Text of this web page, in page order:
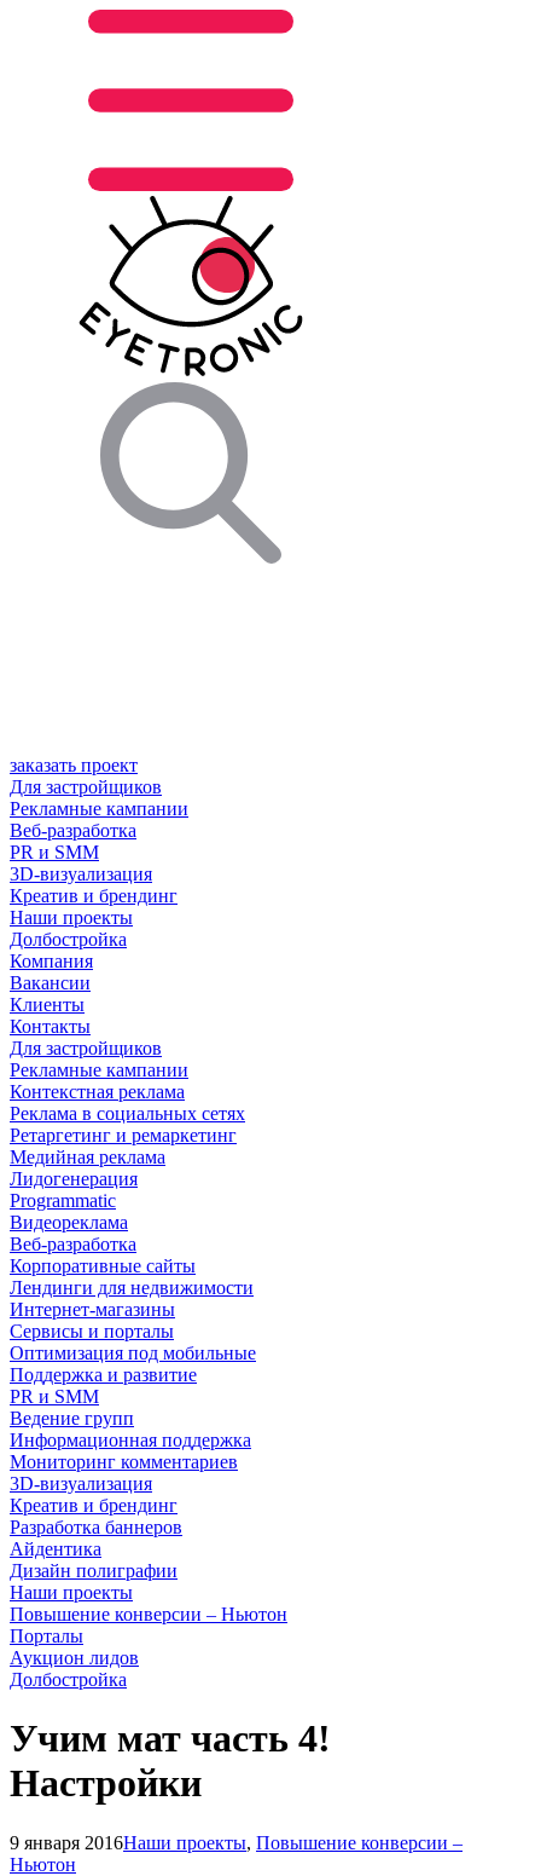
заказать проект
Для застройщиков
Рекламные кампании
Веб-разработка
PR и SMM
3D-визуализация
Креатив и брендинг
Наши проекты
Долбостройка
Компания
Вакансии
Клиенты
Контакты
Для застройщиков
Рекламные кампании
Контекстная реклама
Реклама в социальных сетях
Ретаргетинг и ремаркетинг
Медийная реклама
Лидогенерация
Programmatic
Видеореклама
Веб-разработка
Корпоративные сайты
Лендинги для недвижимости
Интернет-магазины
Сервисы и порталы
Оптимизация под мобильные
Поддержка и развитие
PR и SMM
Ведение групп
Информационная поддержка
Мониторинг комментариев
3D-визуализация
Креатив и брендинг
Разработка баннеров
Айдентика
Дизайн полиграфии
Наши проекты
Повышение конверсии – Ньютон
Порталы
Аукцион лидов
Долбостройка
Учим мат часть 4!
Настройки
9 января 2016Наши проекты, Повышение конверсии –
Ньютон